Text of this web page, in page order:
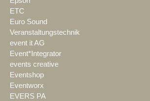
ETC
Euro Sound
Veranstaltungstechnik
event it AG
Event*Integrator
events creative
Eventshop
Eventworx
EVERS PA